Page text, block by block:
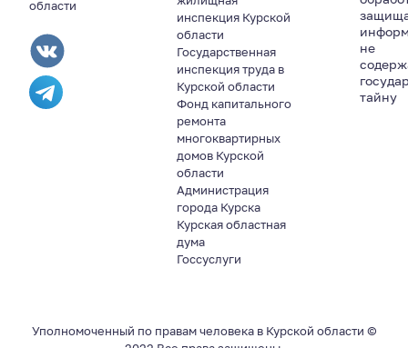
области
инспекция Курской
области
Государственная
инспекция труда в
Курской области
Фонд капитального
ремонта
многоквартирных
домов Курской
области
Администрация
города Курска
Курская областная
дума
Госсуслуги
не
тайну
Уполномоченный по правам человека в Курской области ©